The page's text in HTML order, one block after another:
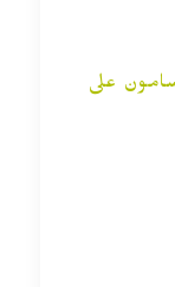
على